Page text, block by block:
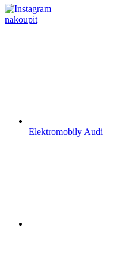
nakoupit
Elektromobily Audi